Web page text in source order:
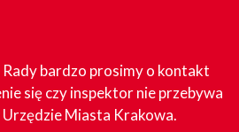
bardzo prosimy o kontakt
się czy inspektor nie przebywa
Miasta Krakowa.